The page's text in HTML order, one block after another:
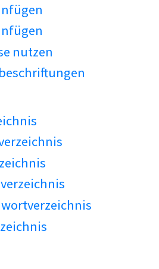
nutzen